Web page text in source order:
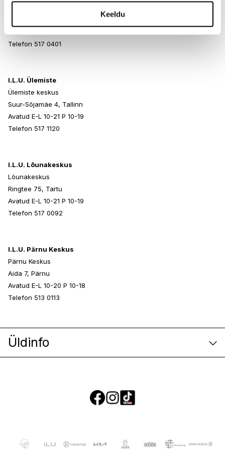
Keeldu
Telefon 517 0401
I.L.U. Ülemiste
Ülemiste keskus
Suur-Sõjamäe 4, Tallinn
Avatud E-L 10-21 P 10-19
Telefon 517 1120
I.L.U. Lõunakeskus
Lõunakeskus
Ringtee 75, Tartu
Avatud E-L 10-21 P 10-19
Telefon 517 0092
I.L.U. Pärnu Keskus
Pärnu Keskus
Aida 7, Pärnu
Avatud E-L 10-20 P 10-18
Telefon 513 0113
Üldinfo